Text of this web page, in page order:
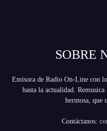
SOBRE
Emisora de Radio On-Line con
hasta la actualidad.
hermosa, que
Contáctanos: